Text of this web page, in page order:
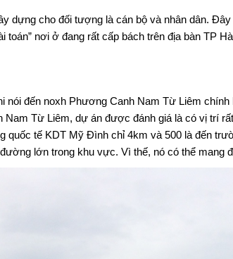
dựng cho đối tượng là cán bộ và nhân dân.
toán” nơi ở đang rất cấp bách trên địa bàn TP
nói đến noxh Phương Canh Nam Từ Liêm chính
Từ Liêm, dự án được đánh giá là có vị trí
tế KDT Mỹ Đình chỉ 4km và 500 là đến
lớn trong khu vực. Vì thế, nó có thể mang